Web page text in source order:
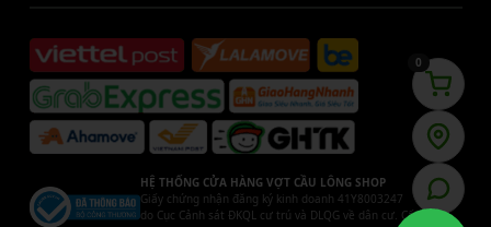
HỆ THỐNG CỬA HÀNG VỢT CẦU LÔNG SHOP
Giấy chứng nhận đăng ký kinh doanh 41Y8003247
do Cục Cảnh sát ĐKQL cư trú và DLQG về dân cư. Cấp ngày
0